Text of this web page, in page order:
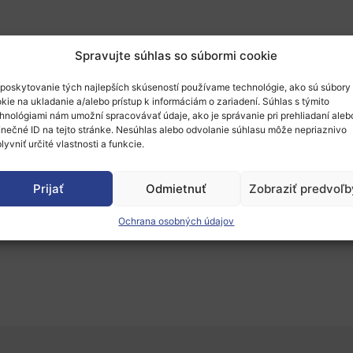
Spravujte súhlas so súbormi cookie
tých najlepších skúseností používame technológie, ako sú súbory
na ukladanie a/alebo prístup k informáciám o zariadení. Súhlas s týmito
nám umožní spracovávať údaje, ako je správanie pri prehliadaní
ID na tejto stránke. Nesúhlas alebo odvolanie súhlasu môže nepriaznivo
určité vlastnosti a funkcie.
Prijať Odmietnuť Zobraziť
Ochrana osobných údajov
ponuku z organizácieGND Technology z
a vesmír.
o témuHORIZON-CL4-2021-
value chains (CSA)
uvedenú v profile.
príslušné NCP z Národnej